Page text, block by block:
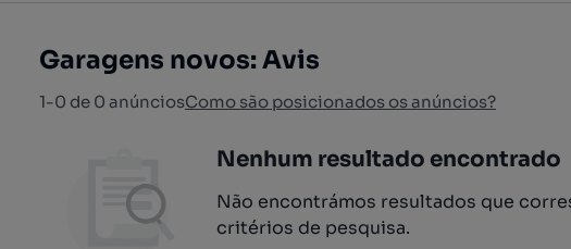
Garagens novos: Avis
1-0 de 0 anúnciosComo são posicionados os anúncios?
Nenhum resultado encontrado
Não encontrámos resultados que
critérios de pesquisa.